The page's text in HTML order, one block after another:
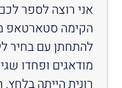
אני רוצה לספר
הקימה סטארטאפ
להתחתן עם בחיר
מודאגים ופחדו